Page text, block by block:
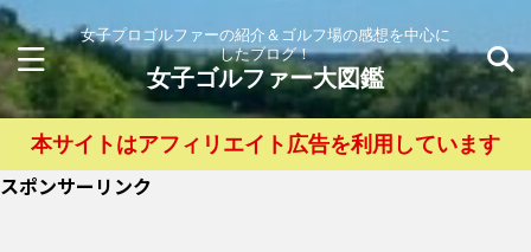
女子プロゴルファーの紹介＆ゴルフ場の感想を中心に
したブログ！
女子ゴルファー大図鑑
本サイトはアフィリエイト広告を利用しています
スポンサーリンク